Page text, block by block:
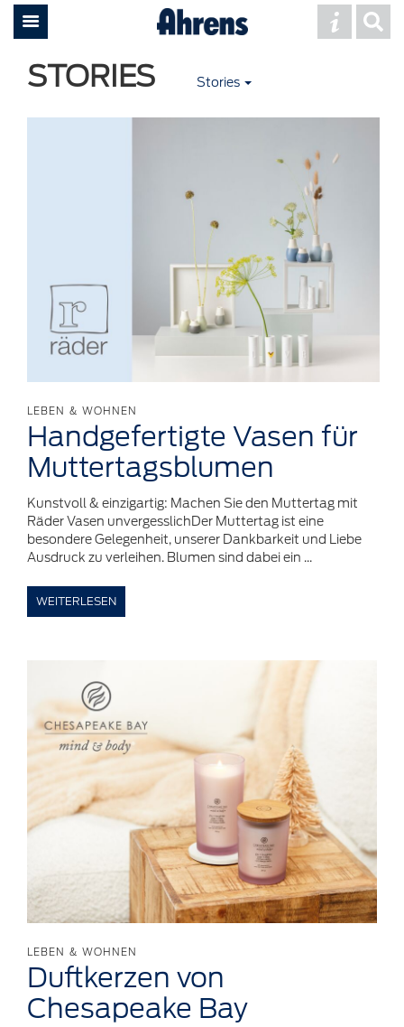
STORIES Stories
LEBEN & WOHNEN
Handgefertigte Vasen für
Muttertagsblumen
Kunstvoll & einzigartig: Machen Sie den Muttertag mit
Räder Vasen unvergesslichDer Muttertag ist eine
besondere Gelegenheit, unserer Dankbarkeit und Liebe
Ausdruck zu verleihen. Blumen sind dabei ein ...
WEITERLESEN
LEBEN & WOHNEN
Duftkerzen von
Chesapeake Bay